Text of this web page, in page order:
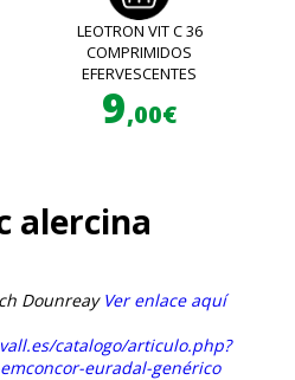
LEOTRON VIT C 36
COMPRIMIDOS
EFERVESCENTES
9,00€
alercina
Dounreay Ver enlace aquí
catalogo/articulo.php?
euradal-genérico